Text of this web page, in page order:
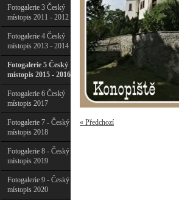
Fotogalerie 3 Český
místopis 2011 - 2012
Fotogalerie 4 Český
místopis 2013 - 2014
Fotogalerie 5 Český
místopis 2015 - 2016
Fotogalerie 6 Český
místopis 2017
Fotogalerie 7 - Český
místopis 2018
Fotogalerie 8 - Český
místopis 2019
Fotogalerie 9 - Český
místopis 2020
« Předchozí